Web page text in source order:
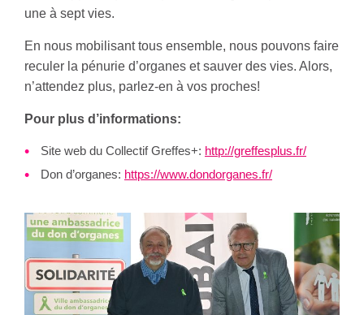
une à sept vies.
En nous mobilisant tous ensemble, nous pouvons faire
reculer la pénurie d’organes et sauver des vies. Alors,
n’attendez plus, parlez-en à vos proches!
Pour plus d’informations:
Site web du Collectif Greffes+: http://greffesplus.fr/
Don d’organes: https://www.dondorganes.fr/